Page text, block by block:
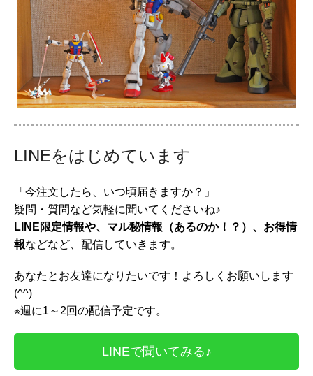
LINEをはじめています
「今注文したら、いつ頃届きますか？」
疑問・質問など気軽に聞いてくださいね♪
LINE限定情報や、マル秘情報（あるのか！？）、お得情
報などなど、配信していきます。
あなたとお友達になりたいです！よろしくお願いします
(^^)
※週に1～2回の配信予定です。
LINEで聞いてみる♪